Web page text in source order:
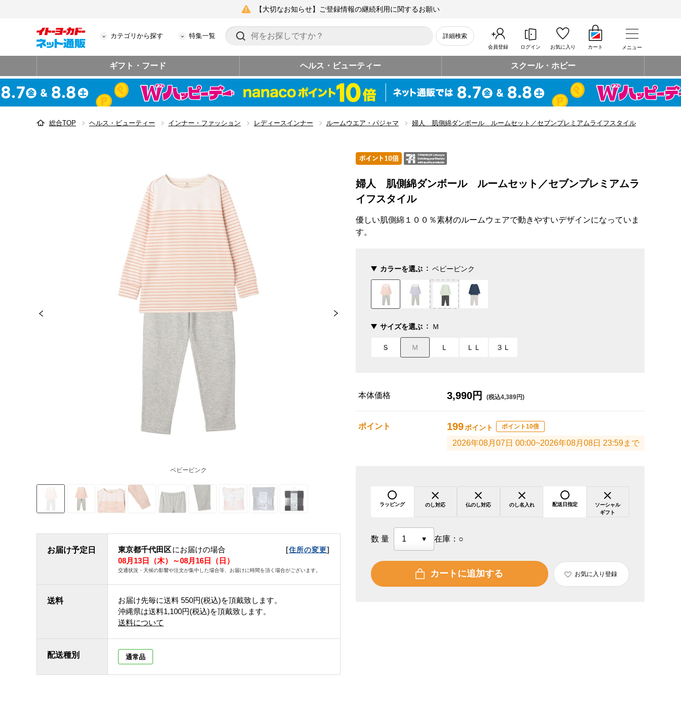
【大切なお知らせ】ご登録情報の継続利用に関するお願い
カテゴリから探す 特集一覧 詳細検索
会員登録 ログイン お気に入り カート メニュー
ギフト・フード ヘルス・ビューティー スクール・ホビー
総合TOP ヘルス・ビューティー インナー・ファッション レディースインナー ルームウエア・パジャマ 婦人 肌側綿ダンボール ルームセット／セブンプレミアムライフスタイル
ベビーピンク
お届け予定日 東京都千代田区にお届けの場合 [住所の変更]
08月13日（木）～08月16日（日）
交通状況・天候の影響や注文が集中した場合等、お届けに時間を頂く場合がございます。
送料 お届け先毎に送料 550円(税込)を頂戴致します。
沖縄県は送料1,100円(税込)を頂戴致します。
送料について
配送種別 通常品
婦人 肌側綿ダンボール ルームセット／セブンプレミアムラ
イフスタイル
優しい肌側綿１００％素材のルームウェアで動きやすいデザインになっていま
す。
カラーを選ぶ ベビーピンク
サイズを選ぶ Ｍ
Ｓ Ｍ Ｌ ＬＬ ３Ｌ
本体価格 3,990円 (税込4,389円)
ポイント 199ポイント ポイント10倍
2026年08月07日 00:00~2026年08月08日 23:59まで
ラッピング のし対応 仏のし対応 のし名入れ 配送日指定
ソーシャル
ギフト
数量 在庫： ○
カートに追加する お気に入り登録